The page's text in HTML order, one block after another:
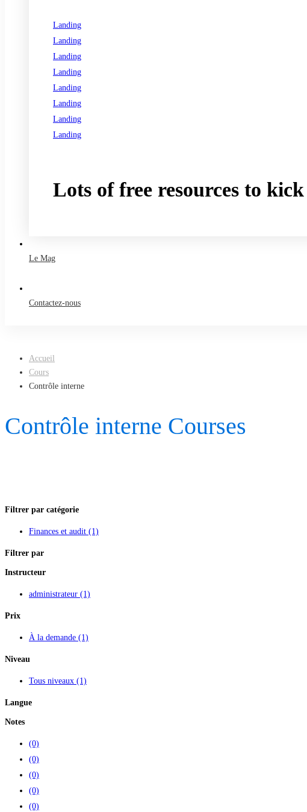
Landing
Landing
Landing
Landing
Landing
Landing
Landing
Landing
Lots of free resources to
Le Mag
Contactez-nous
Accueil
Cours
Contrôle interne
Contrôle interne Courses
Filtrer par catégorie
Finances et audit (1)
Filtrer par
Instructeur
administrateur (1)
Prix
À la demande (1)
Niveau
Tous niveaux (1)
Langue
Notes
(0)
(0)
(0)
(0)
(0)